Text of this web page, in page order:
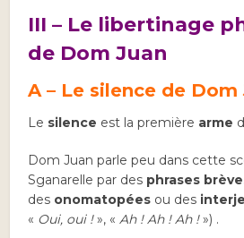
III – Le libertinage
de Dom Juan
A – Le silence de Dom
Le silence est la première arme
Dom Juan parle peu dans cette
Sganarelle par des phrases
des onomatopées ou des
« Oui, oui !», «Ah ! Ah ! Ah !») .